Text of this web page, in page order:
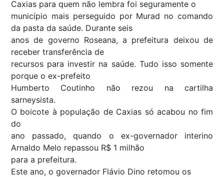
Caxias para quem não lembra foi seguramente o
município mais perseguido por Murad no comando
da pasta da saúde. Durante seis
anos de governo Roseana, a prefeitura deixou de
receber transferência de
recursos para investir na saúde. Tudo isso somente
porque o ex-prefeito
Humberto Coutinho não rezou na cartilha
sarneysista.
O boicote à população de Caxias só acabou no fim
do
ano passado, quando o ex-governador interino
Arnaldo Melo repassou R$ 1 milhão
para a prefeitura.
Este ano, o governador Flávio Dino retomou os